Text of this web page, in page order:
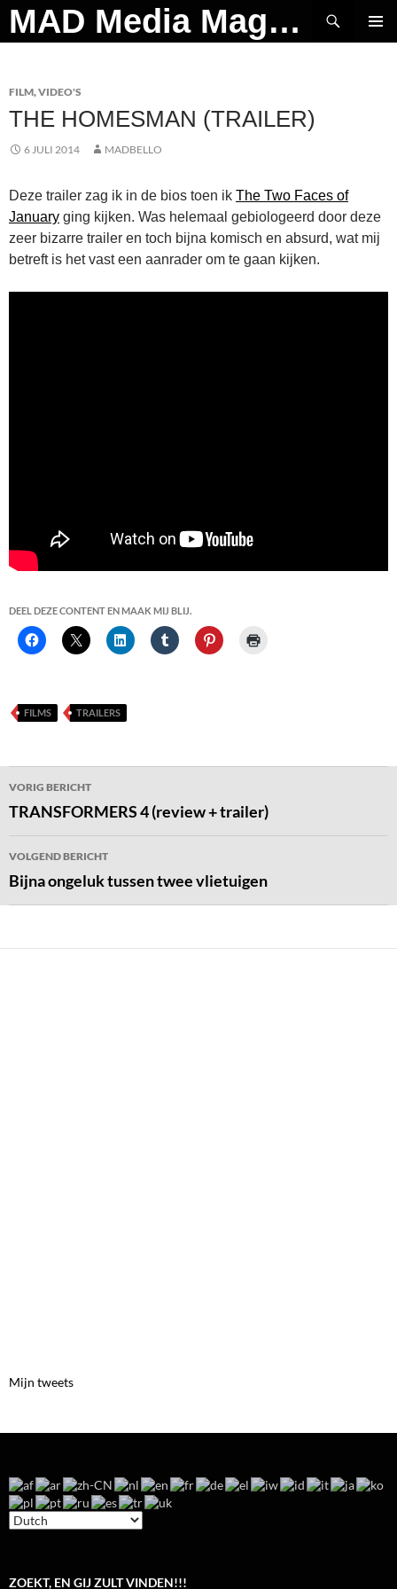
Ga
naar
MAD Media Magazine
Zoeken
FILM,VIDEO'S
THE HOMESMAN (TRAILER)
6 JULI 2014 MADBELLO
Deze trailer zag ik in de bios toen ik The Two Faces of
January ging kijken. Was helemaal gebiologeerd door deze
zeer bizarre trailer en toch bijna komisch en absurd, wat mij
betreft is het vast een aanrader om te gaan kijken.
DEEL DEZE CONTENT EN MAAK MIJ BLIJ.
FILMS TRAILERS
Bericht
navigatie
VORIG BERICHT
TRANSFORMERS 4 (review + trailer)
VOLGEND BERICHT
Bijna ongeluk tussen twee vlietuigen
Mijn tweets
ZOEKT, EN GIJ ZULT VINDEN!!!